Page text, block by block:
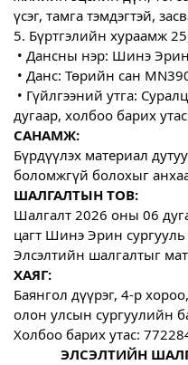
үсэг, тамга тэмдэгтэй,
5. Бүртгэлийн хураамж
• Дансны нэр: Шинэ
• Данс: Төрийн сан
• Гүйлгээний утга:
дугаар, холбоо барих
САНАМЖ:
Бүрдүүлэх материал
боломжгүй болохыг
ШАЛГАЛТЫН ТОВ:
Шалгалт 2026 оны 06
цагт Шинэ Эрин сургууль
Элсэлтийн шалгалтыг
ХАЯГ:
Баянгол дүүрэг, 4-р
олон улсын сургуулийн
Холбоо барих утас:
ЭЛСЭЛТИЙН